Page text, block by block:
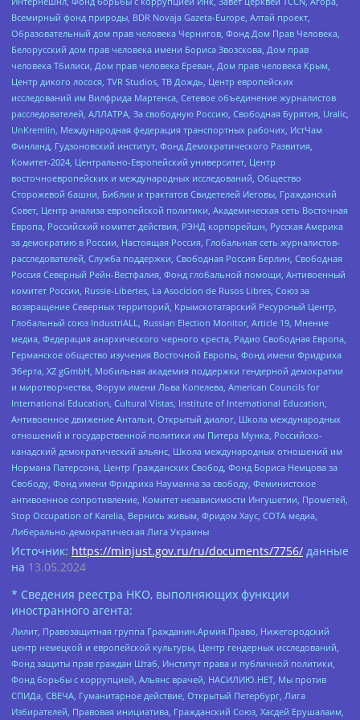
Всемирный фонд природы, BDR Novaja Gazeta-Europe, Алтай проект,
Образовательный дом прав человека Чернигов, Фонд Дом Прав Человека,
Белорусский дом прав человека имени Бориса Звозскова, Дом прав
человека Тбилиси, Дом прав человека Ереван, Дом прав человека Крым,
Центр дикого лосося, TVR Studios, ТВ Дождь, Центр европейских
исследований им Вилфрида Мартенса, Сетевое объединение журналистов
расследователей, АЛЛАТРА, За свободную Россию, Свободная Бурятия, Uralic,
UnKremlin, Международная федерация транспортных рабочих, ИстЧам
Финланд, Гудзоновский институт, Фонд Демократического Развития,
Комитет-2024, Центрально-Европейский университет, Центр
восточноевропейских и международных исследований, Общество
Сторожевой башни, Библии и трактатов Свидетелей Иеговы, Гражданский
Совет, Центр анализа европейской политики, Академическая сеть Восточная
Европа, Российский комитет действия, РЭНД корпорейшн, Русская Америка
за демократию в России, Настоящая Россия, Глобальная сеть журналистов-
расследователей, Служба поддержки, Свободная Россия Берлин, Свободная
Россия Северный Рейн-Вестфалия, Фонд глобальной помощи, Антивоенный
комитет России, Russie-Libertes, La Asocicion de Rusos Libres, Союз за
возвращение Северных территорий, Крымскотатарский Ресурсный Центр,
Глобальный союз IndustriALL, Russian Election Monitor, Article 19, Мнение
медиа, Федерация анархического черного креста, Радио Свободная Европа,
Германское общество изучения Восточной Европы, Фонд имени Фридриха
Эберта, XZ gGmbH, Мобильная академия поддержки гендерной демократии
и миротворчества, Форум имени Льва Копелева, American Councils for
International Education, Cultural Vistas, Institute of International Education,
Антивоенное движение Антальи, Открытый диалог, Школа международных
отношений и государственной политики им Питера Мунка, Российско-
канадский демократический альянс, Школа международных отношений им
Нормана Патерсона, Центр Гражданских Свобод, Фонд Бориса Немцова за
Свободу, Фонд имени Фридриха Науманна за свободу, Феминистское
антивоенное сопротивление, Комитет независимости Ингушетии, Прометей,
Stop Occupation of Karelia, Вернись живым, Фридом Хаус, СОТА медиа,
Либерально-демократическая Лига Украины
Источник: https://minjust.gov.ru/ru/documents/7756/ данные
на 13.05.2024
* Сведения реестра НКО, выполняющих функции
иностранного агента:
Лилит, Правозащитная группа Гражданин.Армия.Право, Нижегородский
центр немецкой и европейской культуры, Центр гендерных исследований,
Фонд защиты прав граждан Штаб, Институт права и публичной политики,
Фонд борьбы с коррупцией, Альянс врачей, НАСИЛИЮ.НЕТ, Мы против
СПИДа, СВЕЧА, Гуманитарное действие, Открытый Петербург, Лига
Избирателей, Правовая инициатива, Гражданский Союз, Хасдей Ерушалаим,